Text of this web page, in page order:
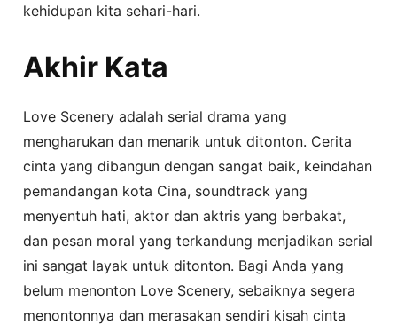
kehidupan kita sehari-hari.
Akhir Kata
Love Scenery adalah serial drama yang
mengharukan dan menarik untuk ditonton. Cerita
cinta yang dibangun dengan sangat baik, keindahan
pemandangan kota Cina, soundtrack yang
menyentuh hati, aktor dan aktris yang berbakat,
dan pesan moral yang terkandung menjadikan serial
ini sangat layak untuk ditonton. Bagi Anda yang
belum menonton Love Scenery, sebaiknya segera
menontonnya dan merasakan sendiri kisah cinta